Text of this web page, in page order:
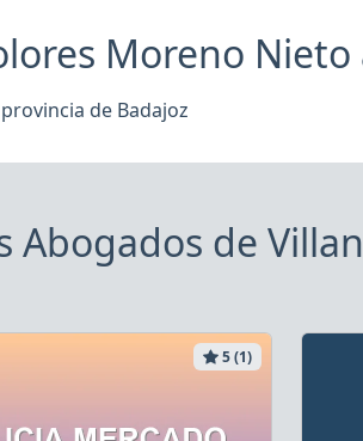
Moreno
de Badajoz
Abogados de
5 (1)